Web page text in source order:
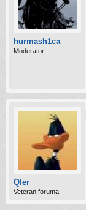
hurmash1ca
Moderator
Qler
Veteran foruma